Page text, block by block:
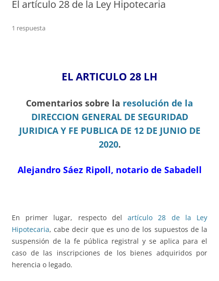
El artículo 28 de la Ley Hipotecaria
1 respuesta
EL ARTICULO 28 LH
Comentarios sobre la resolución de la
DIRECCION GENERAL DE SEGURIDAD
JURIDICA Y FE PUBLICA DE 12 DE JUNIO DE
2020.
Alejandro Sáez Ripoll, notario de Sabadell
En primer lugar, respecto delartículo 28 de la Ley
Hipotecaria, cabe decir que es uno de los supuestos de la
suspensión de la fe pública registral y se aplica para el
caso de las inscripciones de los bienes adquiridos por
herencia o legado.